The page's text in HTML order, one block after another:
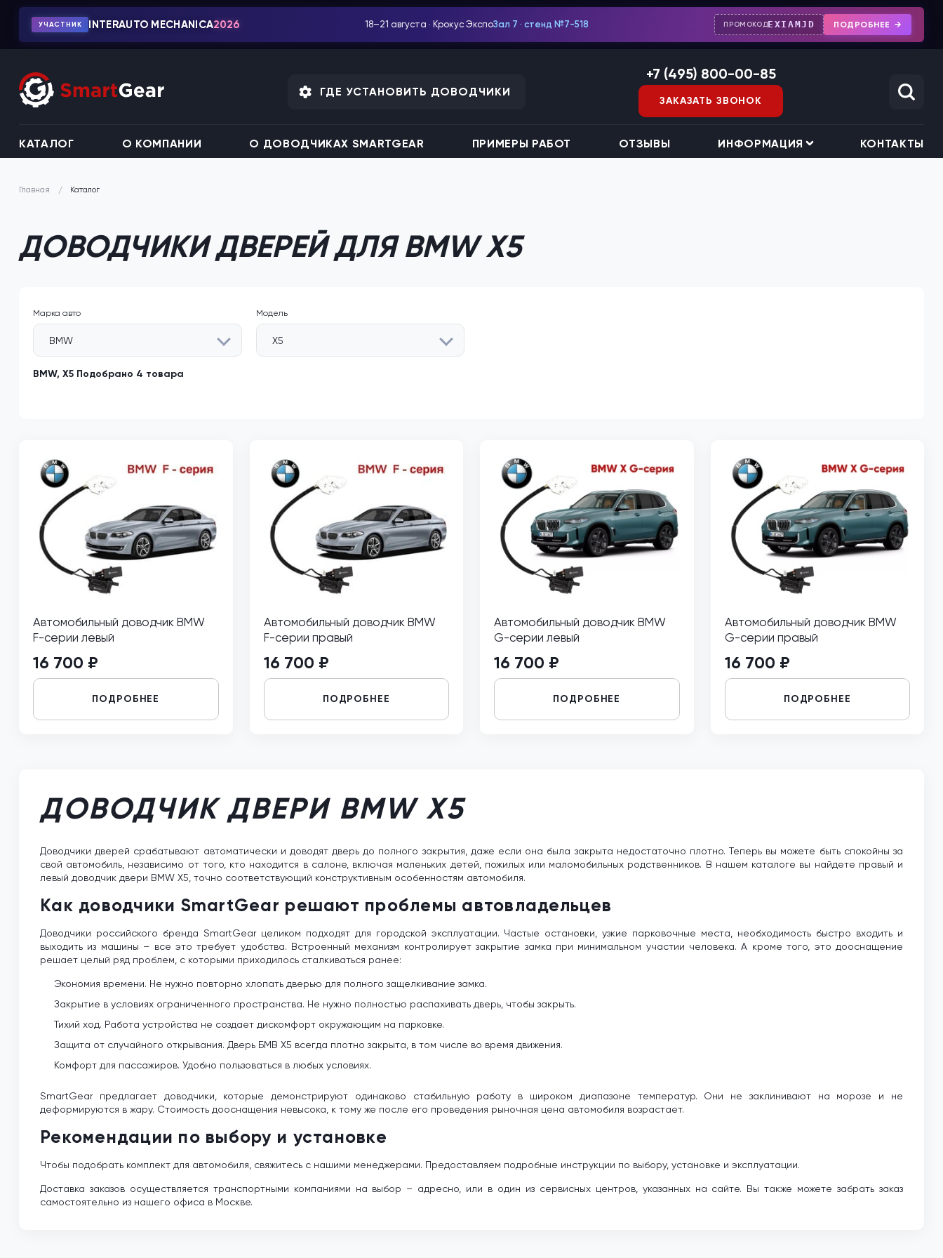
УЧАСТНИК INTERAUTO MECHANICA2026 18–21 августа · Крокус ЭкспоЗал 7 · стенд №7-518 ПРОМОКОДEXIAMJD ПОДРОБНЕЕ
КАТАЛОГ О КОМПАНИИ О ДОВОДЧИКАХ SMARTGEAR ПРИМЕРЫ РАБОТ ОТЗЫВЫ ИНФОРМАЦИЯ КОНТАКТЫ
ГДЕ УСТАНОВИТЬ ДОВОДЧИКИ
+7 (495) 800-00-85
ЗАКАЗАТЬ ЗВОНОК
Главная Каталог
ДОВОДЧИКИ ДВЕРЕЙ ДЛЯ BMW X5
Марка авто
BMW
Модель
X5
BMW, X5 Подобрано 4 товара
Автомобильный доводчик BMW
F-серии левый
16 700 ₽
ПОДРОБНЕЕ
Автомобильный доводчик BMW
F-серии правый
16 700 ₽
ПОДРОБНЕЕ
Автомобильный доводчик BMW
G-серии левый
16 700 ₽
ПОДРОБНЕЕ
Автомобильный доводчик BMW
G-серии правый
16 700 ₽
ПОДРОБНЕЕ
ДОВОДЧИК ДВЕРИ BMW X5
Доводчики дверей срабатывают автоматически и доводят дверь до полного закрытия, даже если она была закрыта недостаточно плотно. Теперь вы можете быть спокойны за
свой автомобиль, независимо от того, кто находится в салоне, включая маленьких детей, пожилых или маломобильных родственников. В нашем каталоге вы найдете правый и
левый доводчик двери BMW X5, точно соответствующий конструктивным особенностям автомобиля.
Как доводчики SmartGear решают проблемы автовладельцев
Доводчики российского бренда SmartGear целиком подходят для городской эксплуатации. Частые остановки, узкие парковочные места, необходимость быстро входить и
выходить из машины – все это требует удобства. Встроенный механизм контролирует закрытие замка при минимальном участии человека. А кроме того, это дооснащение
решает целый ряд проблем, с которыми приходилось сталкиваться ранее:
Экономия времени. Не нужно повторно хлопать дверью для полного защелкивание замка.
Закрытие в условиях ограниченного пространства. Не нужно полностью распахивать дверь, чтобы закрыть.
Тихий ход. Работа устройства не создает дискомфорт окружающим на парковке.
Защита от случайного открывания. Дверь БМВ Х5 всегда плотно закрыта, в том числе во время движения.
Комфорт для пассажиров. Удобно пользоваться в любых условиях.
SmartGear предлагает доводчики, которые демонстрируют одинаково стабильную работу в широком диапазоне температур. Они не заклинивают на морозе и не
деформируются в жару. Стоимость дооснащения невысока, к тому же после его проведения рыночная цена автомобиля возрастает.
Рекомендации по выбору и установке
Чтобы подобрать комплект для автомобиля, свяжитесь с нашими менеджерами. Предоставляем подробные инструкции по выбору, установке и эксплуатации.
Доставка заказов осуществляется транспортными компаниями на выбор – адресно, или в один из сервисных центров, указанных на сайте. Вы также можете забрать заказ
самостоятельно из нашего офиса в Москве.